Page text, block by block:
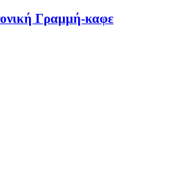
Γραμμή-καφε